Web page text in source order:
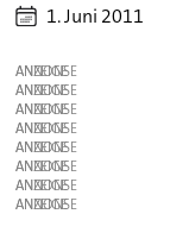
1. Juni 2011
ANZEIGE
ANZEIGE
ANZEIGE
ANZEIGE
ANZEIGE
ANZEIGE
ANZEIGE
ANZEIGE